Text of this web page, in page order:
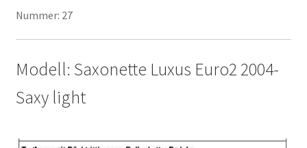
Nummer: 27
Modell: Saxonette Luxus Euro2 2004-
Saxy light